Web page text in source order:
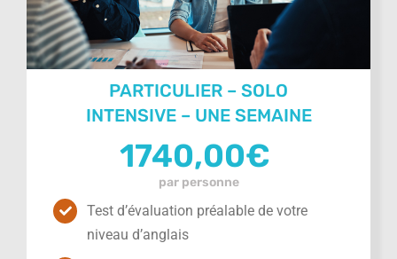
PARTICULIER – SOLO
INTENSIVE – UNE SEMAINE
1740,00€
par personne
Test d’évaluation préalable de votre
niveau d’anglais